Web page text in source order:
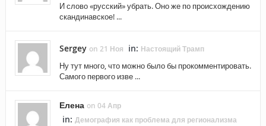
И слово «русский» убрать. Оно же по происхождению
скандинавское! ...
Sergey on 21 Ноя in: Настоящий Трамп
Ну тут много, что можно было бы прокомментировать.
Самого первого изве ...
Елена on 04 Апр
in: Демография как проблема для регионализма